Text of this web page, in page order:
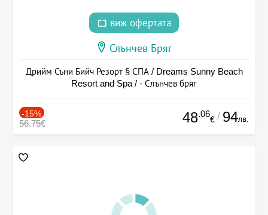
виж офертата
Слънчев Бряг
Дрийм Съни Бийч Резорт § СПА / Dreams Sunny Beach
Resort and Spa / - Слънчев бряг
-15%
56.75€ 48.06
€ / 94лв.